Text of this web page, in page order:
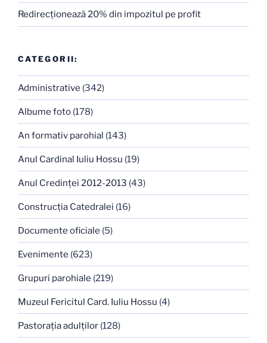
Redirecţionează 20% din impozitul pe profit
CATEGORII:
Administrative (342)
Albume foto (178)
An formativ parohial (143)
Anul Cardinal Iuliu Hossu (19)
Anul Credinţei 2012-2013 (43)
Construcţia Catedralei (16)
Documente oficiale (5)
Evenimente (623)
Grupuri parohiale (219)
Muzeul Fericitul Card. Iuliu Hossu (4)
Pastoraţia adulţilor (128)